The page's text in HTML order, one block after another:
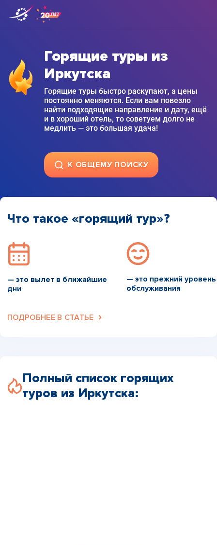
Горящие туры из
Иркутска
Горящие туры быстро раскупают, а цены
постоянно меняются. Если вам повезло
найти подходящие направление и дату, ещё
и в хороший отель, то советуем долго не
медлить — это большая удача!
К ОБЩЕМУ ПОИСКУ
Что такое «горящий тур»?
— это вылет в ближайшие
дни
— это прежний уровень
обслуживания
ПОДРОБНЕЕ В СТАТЬЕ
Полный список горящих
туров из Иркутска: